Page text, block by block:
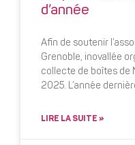
d’année
Afin de soutenir
Grenoble, inovallée
collecte de boîtes de
2025. L’année
LIRE LA SUITE »